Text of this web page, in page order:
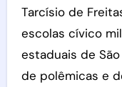
Tarcísio de
escolas cívico
estaduais de
de polêmicas e